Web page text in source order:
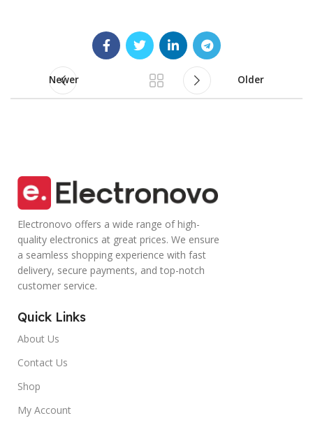
Newer Older
Electronovo offers a wide range of high-
quality electronics at great prices. We ensure
a seamless shopping experience with fast
delivery, secure payments, and top-notch
customer service.
Quick Links
About Us
Contact Us
Shop
My Account